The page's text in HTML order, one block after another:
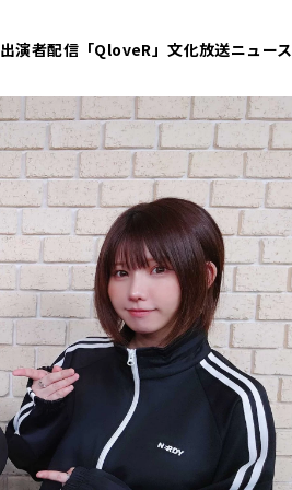
出演者配信「QloveR」文化放送ニュース